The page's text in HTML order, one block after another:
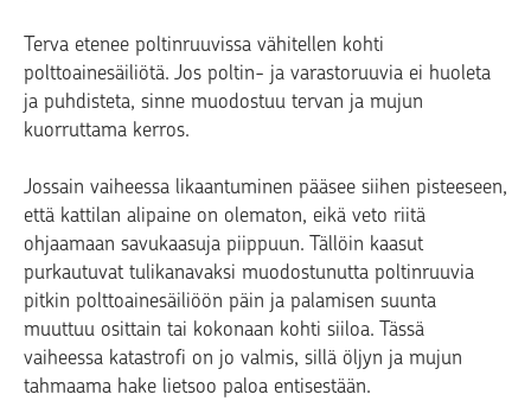
Terva etenee poltinruuvissa vähitellen kohti
polttoainesäiliötä. Jos poltin- ja varastoruuvia ei huoleta
ja puhdisteta, sinne muodostuu tervan ja mujun
kuorruttama kerros.
Jossain vaiheessa likaantuminen pääsee siihen pisteeseen,
että kattilan alipaine on olematon, eikä veto riitä
ohjaamaan savukaasuja piippuun. Tällöin kaasut
purkautuvat tulikanavaksi muodostunutta poltinruuvia
pitkin polttoainesäiliöön päin ja palamisen suunta
muuttuu osittain tai kokonaan kohti siiloa. Tässä
vaiheessa katastrofi on jo valmis, sillä öljyn ja mujun
tahmaama hake lietsoo paloa entisestään.